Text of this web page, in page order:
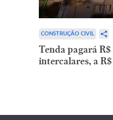
CONSTRUÇÃO CIVIL
Tenda pagará
intercalares, a